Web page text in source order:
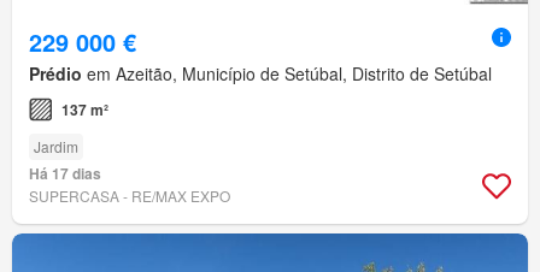
229 000 €
Prédio em Azeitão, Município de Setúbal, Distrito de Setúbal
137 m²
Jardim
Há 17 dias
SUPERCASA - RE/MAX EXPO